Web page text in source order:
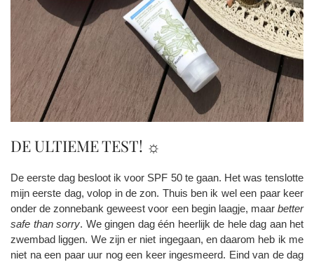
DE ULTIEME TEST! ☼
De eerste dag besloot ik voor SPF 50 te gaan. Het was tenslotte
mijn eerste dag, volop in de zon. Thuis ben ik wel een paar keer
onder de zonnebank geweest voor een begin laagje, maar better
safe than sorry. We gingen dag één heerlijk de hele dag aan het
zwembad liggen. We zijn er niet ingegaan, en daarom heb ik me
niet na een paar uur nog een keer ingesmeerd. Eind van de dag